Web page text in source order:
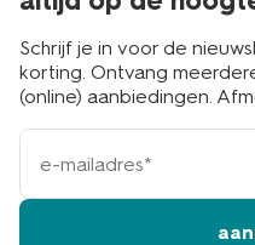
Schrijf je in voor de
korting. Ontvang
(online) aanbiedingen.
e-
mailadres